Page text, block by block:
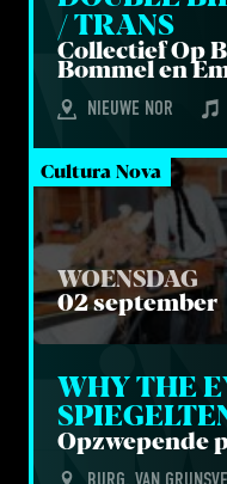
/ TRANS
Col­lec­tief Op
Bom­mel en
NIEUWE NOR
Cultura Nova
WOENSDAG
02 september
WHY THE
Opzwe­pen­de